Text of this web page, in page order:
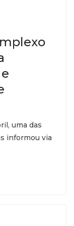
uma das
informou via